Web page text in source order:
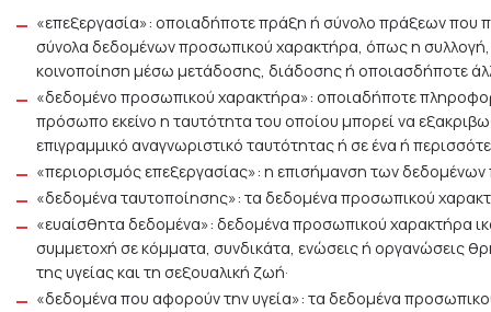
«επεξεργασία»: οποιαδήποτε πράξη ή σύνολο πράξεων που
σύνολα δεδομένων προσωπικού χαρακτήρα, όπως η
κοινοποίηση μέσω μετάδοσης, διάδοσης ή οποιασδήποτε
«δεδομένο προσωπικού χαρακτήρα»: οποιαδήποτε
πρόσωπο εκείνο η ταυτότητα του οποίου μπορεί να
επιγραμμικό αναγνωριστικό ταυτότητας ή σε ένα ή
«περιορισμός επεξεργασίας»: η επισήμανση των
«δεδομένα ταυτοποίησης»: τα δεδομένα προσωπικού
«ευαίσθητα δεδομένα»: δεδομένα προσωπικού χαρακτήρα
συμμετοχή σε κόμματα, συνδικάτα, ενώσεις ή οργανώσεις
της υγείας και τη σεξουαλική ζωή·
«δεδομένα που αφορούν την υγεία»: τα δεδομένα